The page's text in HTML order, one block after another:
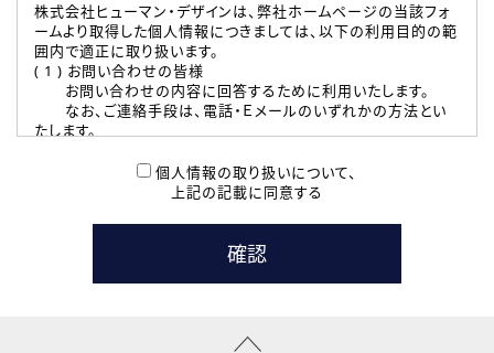
株式会社ヒューマン・デザインは、弊社ホームページの当該フォ
ームより取得した個人情報につきましては、以下の利用目的の範
囲内で適正に取り扱います。
( 1 ) お問い合わせの皆様
お問い合わせの内容に回答するために利用いたします。
なお、ご連絡手段は、電話・Ｅメールのいずれかの方法とい
たします。
本登録に関するご連絡および本登録時の参考情報として利
たします。
( 3 ) スタッフ派遣を検討されている企業の皆様
お問い合わせの内容に回答するために利用いたします。
なお、ご連絡手段は、電話・Ｅメールのいずれかの方法とい
個人情報の取り扱いについて、
上記の記載に同意する